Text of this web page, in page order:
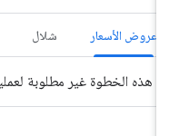
عروض الأسعار شلال
هذه الخطوة غير مطلوبة